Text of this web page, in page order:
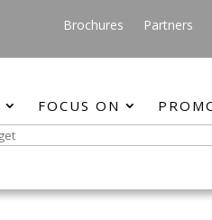
Brochures Partners
FOCUS ON